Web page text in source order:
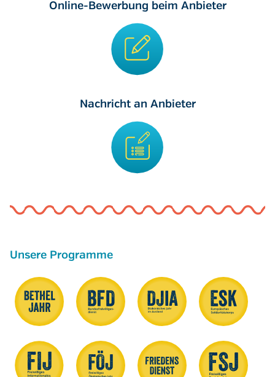
Online-Bewerbung beim Anbieter
Nachricht an Anbieter
Unsere Programme